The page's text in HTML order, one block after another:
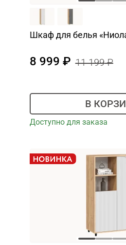
Шкаф для белья
8 999 11 199
В
Доступно для заказа